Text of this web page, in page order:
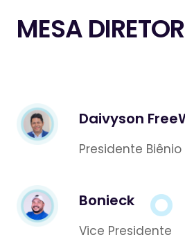
MESA
Daivyson
Presidente
Bonieck
Vice Presidente